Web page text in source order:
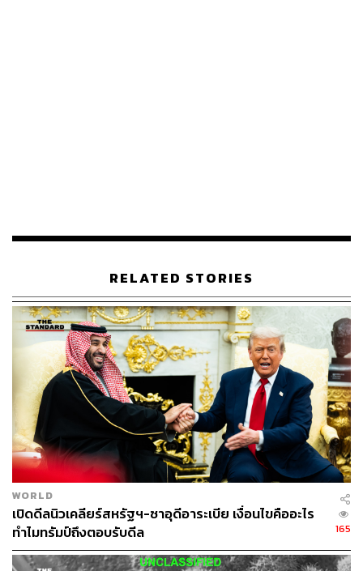
สันติภาพในตะวันออกกลางของสหประชาชาติ ได้ออกมา
เรียกร้องให้ทุกฝ่ายใช้ความอดทนอดกลั้น เพื่อเลี่ยงไม่ให้
สถานการณ์รุนแรงขึ้นไปมากกว่าเดิม ท่ามกลางช่วงเวลาที่
ทรัพยากรโลกอยู่ในภาวะตึงตัวจากเหตุขัดแย้งที่เกิดขึ้นในภูมิ
ภาคอื่นๆ ของโลก
แฟ้มภาพ: Youssef Massoud / AFP
อ้างอิง:
https://www.bbc.com/news/world-middle-east-62440
155
https://www.reuters.com/world/middle-east/israeli-for
ces-carry-out-strike-gaza-military-statement-2022-08-
05/
https://www.aljazeera.com/news/2022/8/5/israel-hits-
gaza-with-air-strikes-as-tensions-escalate
RELATED STORIES
WORLD
เปิดดีลนิวเคลียร์สหรัฐฯ-ซาอุดีอาระเบีย เงื่อนไขคืออะไร
ทำไมทรัมป์ถึงตอบรับดีล
165